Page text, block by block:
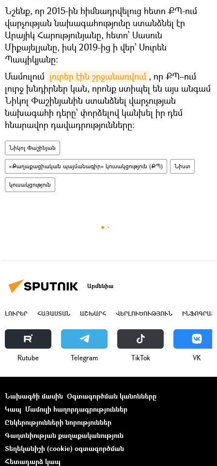
Նշենք, որ 2015-ին հիմնադրվելուց հետո ՔՊ-ում
վարչության նախագահությունը ստանձնել էր
Արայիկ Հարությունյանը, հետո՝ Սասուն
Միքայելյանը, իսկ 2019-ից ի վեր՝ Սուրեն
Պապիկյանը։
Մամուլում լուրեր էին շրջանառվում , որ ՔՊ–ում
լուրջ խնդիրներ կան, որոնք ստիպել են այս անգամ
Նիկոլ Փաշինյանին ստանձնել վարչության
նախագահի դերը՝ փորձելով կանխել իր դեմ
հնարավոր դավադրությունները։
Նիկոլ Փաշինյան
«Քաղաքացիական պայմանագիր» կուսակցություն (ՔՊ) Նիստ
կուսակցություն
Արմենիա
ԼՈՒՐԵՐ ՀԱՅԱՍՏԱՆ ԱՇԽԱՐՀ ՎԵՐԼՈՒԾՈՒԹՅՈՒՆ
Rutube Telegram ТikТоk VK
Նախագծի մասին Օգտագործման կանոնները
Կապ Մամուլի հաղորդագրություններ
Ընկերությունների նորություններ
Գաղտնիության քաղաքականություն
Տեղեկանիշի (cookie) օգտագործման
Հետադարձ կապ